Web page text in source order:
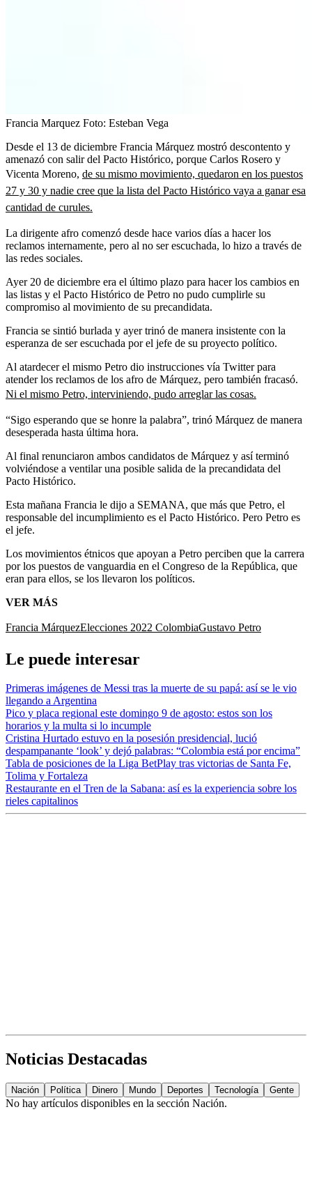
Francia Marquez Foto: Esteban Vega
Desde el 13 de diciembre Francia Márquez mostró descontento y
amenazó con salir del Pacto Histórico, porque Carlos Rosero y
Vicenta Moreno, de su mismo movimiento, quedaron en los puestos
27 y 30 y nadie cree que la lista del Pacto Histórico vaya a ganar esa
cantidad de curules.
La dirigente afro comenzó desde hace varios días a hacer los
reclamos internamente, pero al no ser escuchada, lo hizo a través de
las redes sociales.
Ayer 20 de diciembre era el último plazo para hacer los cambios en
las listas y el Pacto Histórico de Petro no pudo cumplirle su
compromiso al movimiento de su precandidata.
Francia se sintió burlada y ayer trinó de manera insistente con la
esperanza de ser escuchada por el jefe de su proyecto político.
Al atardecer el mismo Petro dio instrucciones vía Twitter para
atender los reclamos de los afro de Márquez, pero también fracasó.
Ni el mismo Petro, interviniendo, pudo arreglar las cosas.
“Sigo esperando que se honre la palabra”, trinó Márquez de manera
desesperada hasta última hora.
Al final renunciaron ambos candidatos de Márquez y así terminó
volviéndose a ventilar una posible salida de la precandidata del
Pacto Histórico.
Esta mañana Francia le dijo a SEMANA, que más que Petro, el
responsable del incumplimiento es el Pacto Histórico. Pero Petro es
el jefe.
Los movimientos étnicos que apoyan a Petro perciben que la carrera
por los puestos de vanguardia en el Congreso de la República, que
eran para ellos, se los llevaron los políticos.
VER MÁS
Francia MárquezElecciones 2022 ColombiaGustavo Petro
Le puede interesar
Primeras imágenes de Messi tras la muerte de su papá: así se le vio
llegando a Argentina
Pico y placa regional este domingo 9 de agosto: estos son los
horarios y la multa si lo incumple
Cristina Hurtado estuvo en la posesión presidencial, lució
despampanante ‘look’ y dejó palabras: “Colombia está por encima”
Tabla de posiciones de la Liga BetPlay tras victorias de Santa Fe,
Tolima y Fortaleza
Restaurante en el Tren de la Sabana: así es la experiencia sobre los
rieles capitalinos
Noticias Destacadas
Nación Política Dinero Mundo Deportes Tecnología Gente
No hay artículos disponibles en la sección Nación.